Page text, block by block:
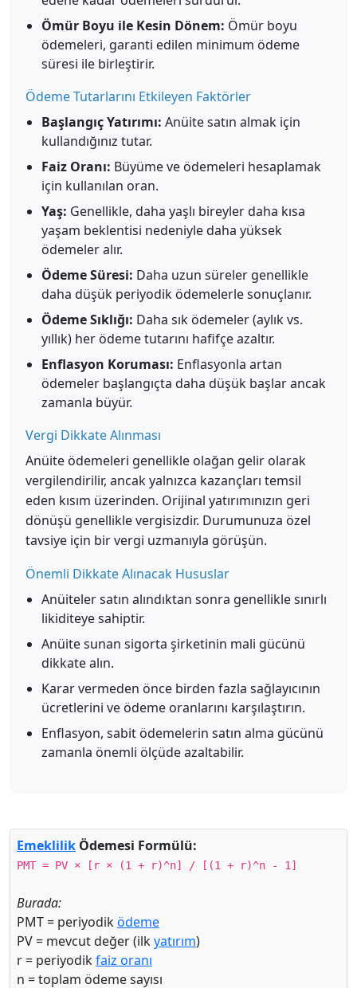
Ömür Boyu ile Kesin Dönem: Ömür boyu
ödemeleri, garanti edilen minimum ödeme
süresi ile birleştirir.
Ödeme Tutarlarını Etkileyen Faktörler
Başlangıç Yatırımı: Anüite satın almak için
kullandığınız tutar.
Faiz Oranı: Büyüme ve ödemeleri hesaplamak
için kullanılan oran.
Yaş: Genellikle, daha yaşlı bireyler daha kısa
yaşam beklentisi nedeniyle daha yüksek
ödemeler alır.
Ödeme Süresi: Daha uzun süreler genellikle
daha düşük periyodik ödemelerle sonuçlanır.
Ödeme Sıklığı: Daha sık ödemeler (aylık vs.
yıllık) her ödeme tutarını hafifçe azaltır.
Enflasyon Koruması: Enflasyonla artan
ödemeler başlangıçta daha düşük başlar ancak
zamanla büyür.
Vergi Dikkate Alınması
Anüite ödemeleri genellikle olağan gelir olarak
vergilendirilir, ancak yalnızca kazançları temsil
eden kısım üzerinden. Orijinal yatırımınızın geri
dönüşü genellikle vergisizdir. Durumunuza özel
tavsiye için bir vergi uzmanıyla görüşün.
Önemli Dikkate Alınacak Hususlar
Anüiteler satın alındıktan sonra genellikle sınırlı
likiditeye sahiptir.
Anüite sunan sigorta şirketinin mali gücünü
dikkate alın.
Karar vermeden önce birden fazla sağlayıcının
ücretlerini ve ödeme oranlarını karşılaştırın.
Enflasyon, sabit ödemelerin satın alma gücünü
zamanla önemli ölçüde azaltabilir.
Emeklilik Ödemesi Formülü:
PMT = PV × [r × (1 + r)^n] / [(1 + r)^n - 1]
Burada:
PMT = periyodiködeme
PV = mevcut değer (ilkyatırım)
r = periyodikfaiz oranı
n = toplam ödeme sayısı